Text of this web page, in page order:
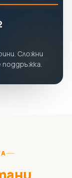
Сложни
поддръжка.